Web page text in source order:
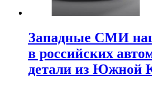
Западные СМИ
в российских
детали из Южной